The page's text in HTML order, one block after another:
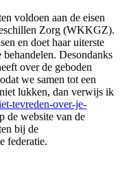
voldoen aan de eisen
Zorg (WKKGZ).
en doet haar uiterste
Desondanks
over de geboden
we samen tot een
lukken, dan verwijs ik
tevreden-over-je-
de website van de
bij de
federatie.